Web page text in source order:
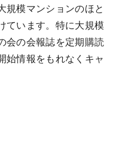
規模マンションのほと
ています。特に大規模
会の会報誌を定期購読
始情報をもれなくキャ